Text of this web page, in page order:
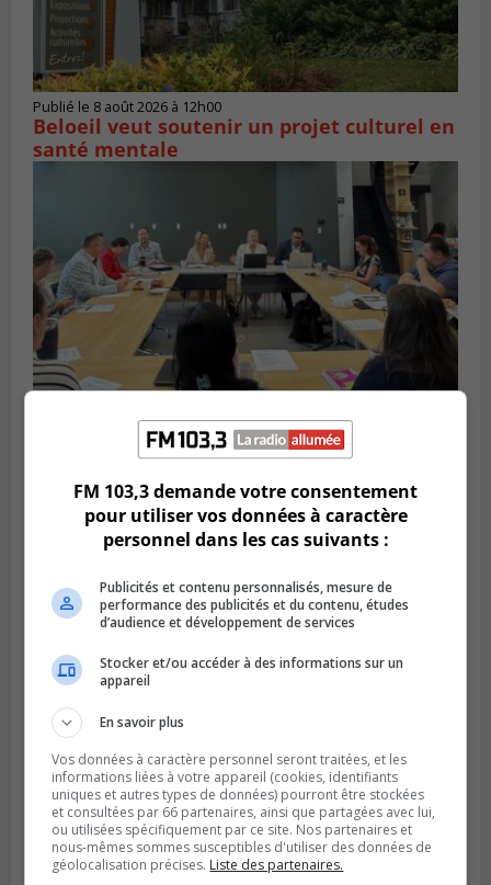
Publié le 8 août 2026 à 12h00
Beloeil veut soutenir un projet culturel en
santé mentale
Publié le 7 août 2026 à 08h57
La CCIVRR veut revitaliser le terrain de
Northvolt
SAINT-LAMBERT
Publié le 5 août 2026 à 08h23
De la fibrose kystique à l’Ironman : le
parcours inspirant d’Emma Fontaine
FM 103,3 demande votre consentement
pour utiliser vos données à caractère
personnel dans les cas suivants :
Publicités et contenu personnalisés, mesure de
performance des publicités et du contenu, études
d’audience et développement de services
Stocker et/ou accéder à des informations sur un
appareil
En savoir plus
Vos données à caractère personnel seront traitées, et les
informations liées à votre appareil (cookies, identifiants
uniques et autres types de données) pourront être stockées
et consultées par 66 partenaires, ainsi que partagées avec lui,
ou utilisées spécifiquement par ce site. Nos partenaires et
nous-mêmes sommes susceptibles d'utiliser des données de
géolocalisation précises. Liste des partenaires.